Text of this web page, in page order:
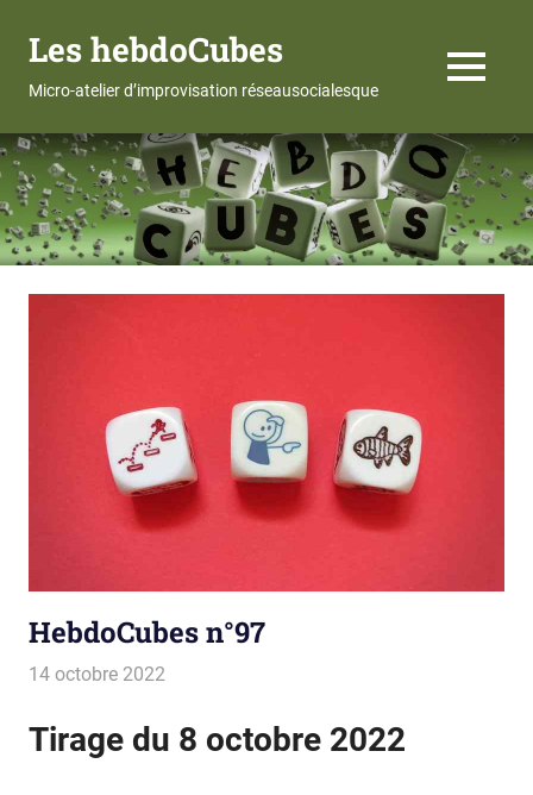
Skip
to
content
Les hebdoCubes
Micro-atelier d’improvisation réseausocialesque MENU
HebdoCubes n°97
14 octobre 2022
Tirage du 8 octobre 2022